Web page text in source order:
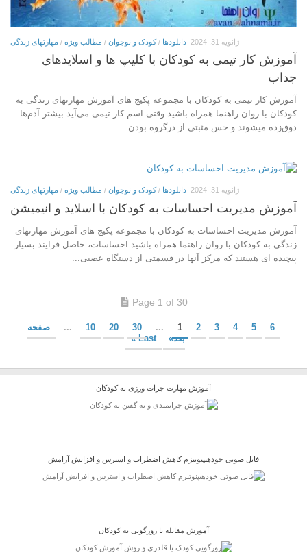
دانلودها /کودک و نوجوان / مطالب ویژه / مهارتهای زندگی ژانویه 31, 2024
آموزش کار تیمی به کودکان با کلیپ ها و اسلایدهای
جداب
آموزش کار تیمی به کودکان با مجموعه پکیج های آموزش مهارتهای زندگی به
کودکان با روان راهنما همراه باشید وقتی اسم کار تیمی می­‌آید بیشتر آدم‌ها
ذوق‌زده می­شوند و حس مثبتی از درگروه‌ بودن...
دانلودها /کودک و نوجوان / مطالب ویژه / مهارتهای زندگی ژانویه 31, 2024
آموزش مدیریت احساسات به کودکان با اسلاید و انیمیشن
آموزش مدیریت احساسات به کودکان با مجموعه پکیج های آموزش مهارتهای
زندگی به کودکان با روان راهنما همراه باشید احساسات، حاصل فرایند بسیار
پیچیده ای هستند که مرکز آنها در قسمتی از دستگاه عصبی...
Page 1 of 30
1 2 3 4 5 6
...
10 20 30
...
صفحه
بعد»
Last »
آموزش مقابله با زورگویی به کودکان
فایل صوتی خودهیپنوتیزم کاهش اضطراب و استرس و افزایش آرامش
آموزش مهارت جرات ورزی به کودکان